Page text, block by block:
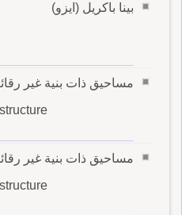
بينا باكريل (ايزو)
مساحيق ذات بنية غير
مساحيق ذات بنية غير